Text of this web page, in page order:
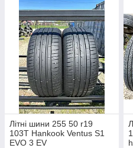
Літні шини 255 50 r19
103T Hankook Ventus S1
EVO 3 EV